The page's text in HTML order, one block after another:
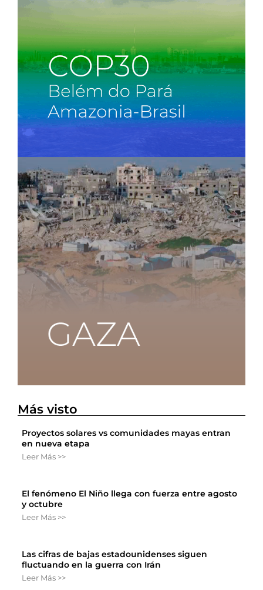
Más visto
Proyectos solares vs comunidades mayas entran
en nueva etapa
Leer Más >>
El fenómeno El Niño llega con fuerza entre agosto
y octubre
Leer Más >>
Las cifras de bajas estadounidenses siguen
fluctuando en la guerra con Irán
Leer Más >>